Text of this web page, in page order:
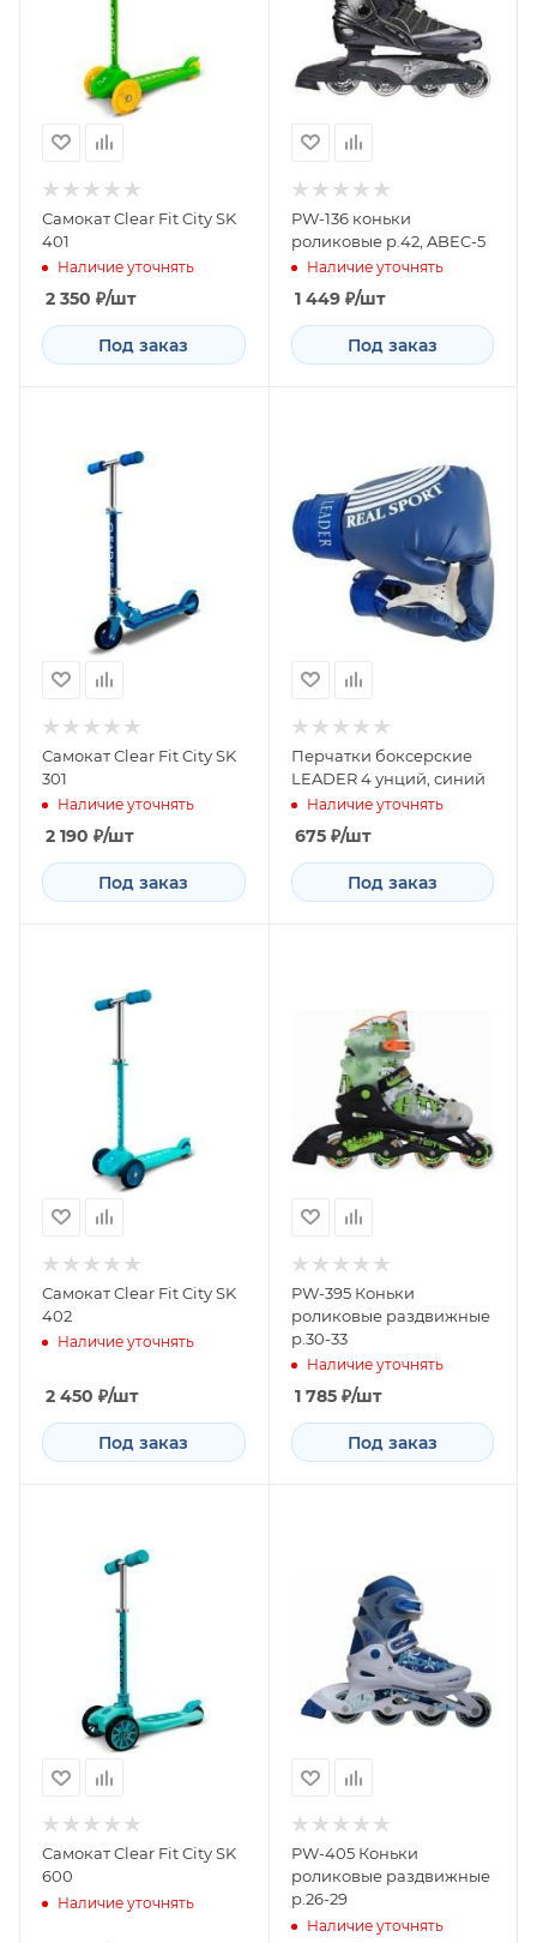
Самокат Clear Fit City SK
401
Наличие уточнять
2 350 ₽/шт
Под заказ
PW-136 коньки
роликовые р.42, ABEC-5
Наличие уточнять
1 449₽/шт
Под заказ
Самокат Clear Fit City SK
301
Наличие уточнять
2 190 ₽/шт
Под заказ
Перчатки боксерские
LEADER 4 унций, синий
Наличие уточнять
675₽/шт
Под заказ
Самокат Clear Fit City SK
402
Наличие уточнять
2 450 ₽/шт
Под заказ
PW-395 Коньки
роликовые раздвижные
р.30-33
Наличие уточнять
1 785₽/шт
Под заказ
Самокат Clear Fit City SK
600
Наличие уточнять
PW-405 Коньки
роликовые раздвижные
р.26-29
Наличие уточнять